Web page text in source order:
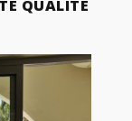
QUALITÉ